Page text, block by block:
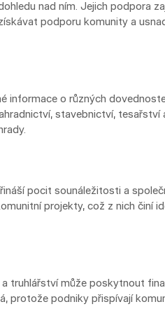
nad ním. Jejich podpora
podporu komunity a
informace o různých
stavebnictví, tesařství
pocit sounáležitosti a
projekty, což z nich činí
truhlářství může poskytnout
protože podniky přispívají